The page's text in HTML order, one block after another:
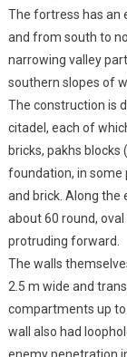
The fortress has an
and from south to
narrowing valley
southern slopes of
The construction is
citadel, each of
bricks, pakhs
foundation, in some
and brick. Along the
about 60 round,
protruding forward.
The walls
2.5 m wide and
compartments up to
wall also had
enemy penetration